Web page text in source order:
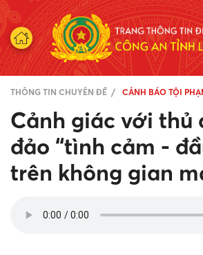
THÔNG TIN CHUYÊN ĐỀ CẢNH BÁO TỘI
Cảnh giác với thủ
đảo “tình cảm -
trên không gian